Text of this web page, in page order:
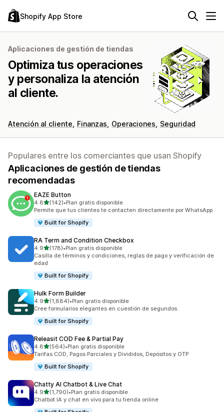
Shopify App Store
Aplicaciones de gestión de tiendas
Optimiza tus operaciones
y personaliza la atención
al cliente.
Atención al cliente Finanzas Operaciones Seguridad
Populares entre los comerciantes que usan Shopify
Aplicaciones de gestión de tiendas
recomendadas
EAZE Button
4.8de 5 estrellas
(142)
142 reseñas en total
•Plan gratis disponible
Permite que tus clientes te contacten directamente por WhatsApp
Built for Shopify
RA Term and Condition Checkbox
4.9de 5 estrellas
(178)
178 reseñas en total
•Plan gratis disponible
Casilla de términos y condiciones, reglas de pago y verificación de
edad
Built for Shopify
Hulk Form Builder
4.9de 5 estrellas
(1,884)
1884 reseñas en total
•Plan gratis disponible
Cree formularios elegantes en cuestión de segundos.
Built for Shopify
Releasit COD Fee & Partial Pay
4.8de 5 estrellas
(564)
564 reseñas en total
•Plan gratis disponible
Tarifas COD, Pagos Parciales y Divididos, Depósitos y OTP
Built for Shopify
Chatty AI Chatbot & Live Chat
4.9de 5 estrellas
(1,790)
1790 reseñas en total
•Plan gratis disponible
Chatbot IA y chat en vivo para tu tienda online